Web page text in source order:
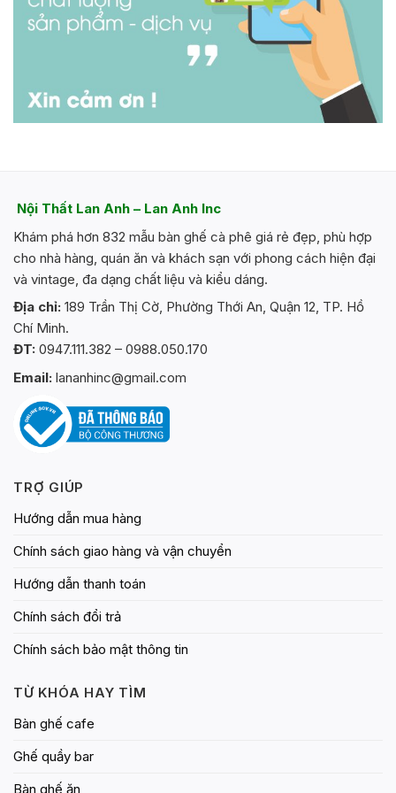
Nội Thất Lan Anh – Lan Anh Inc
Khám phá hơn 832 mẫu bàn ghế cà phê giá rẻ đẹp, phù hợp
cho nhà hàng, quán ăn và khách sạn với phong cách hiện đại
và vintage, đa dạng chất liệu và kiểu dáng.
Địa chỉ: 189 Trần Thị Cờ, Phường Thới An, Quận 12, TP. Hồ
Chí Minh.
ĐT: 0947.111.382 – 0988.050.170
Email: lananhinc@gmail.com
TRỢ GIÚP
Hướng dẫn mua hàng
Chính sách giao hàng và vận chuyển
Hướng dẫn thanh toán
Chính sách đổi trả
Chính sách bảo mật thông tin
TỪ KHÓA HAY TÌM
Bàn ghế cafe
Ghế quầy bar
Bàn ghế ăn